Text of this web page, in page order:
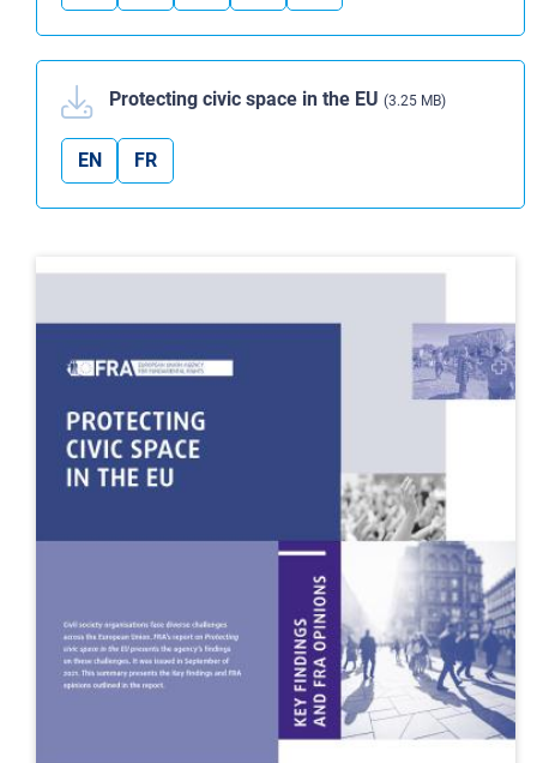
Protecting civic space in the EU (3.25 MB)
EN FR